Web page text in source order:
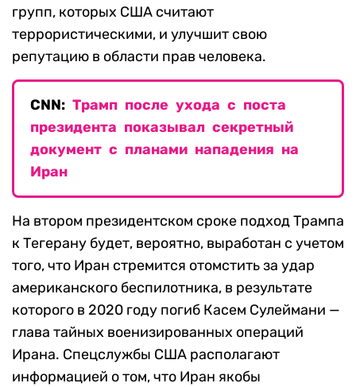
групп, которых США считают
террористическими, и улучшит свою
репутацию в области прав человека.
CNN: Трамп после ухода с поста
президента показывал секретный
документ с планами нападения на
Иран
На втором президентском сроке подход Трампа
к Тегерану будет, вероятно, выработан с учетом
того, что Иран стремится отомстить за удар
американского беспилотника, в результате
которого в 2020 году погиб Касем Сулеймани —
глава тайных военизированных операций
Ирана. Спецслужбы США располагают
информацией о том, что Иран якобы